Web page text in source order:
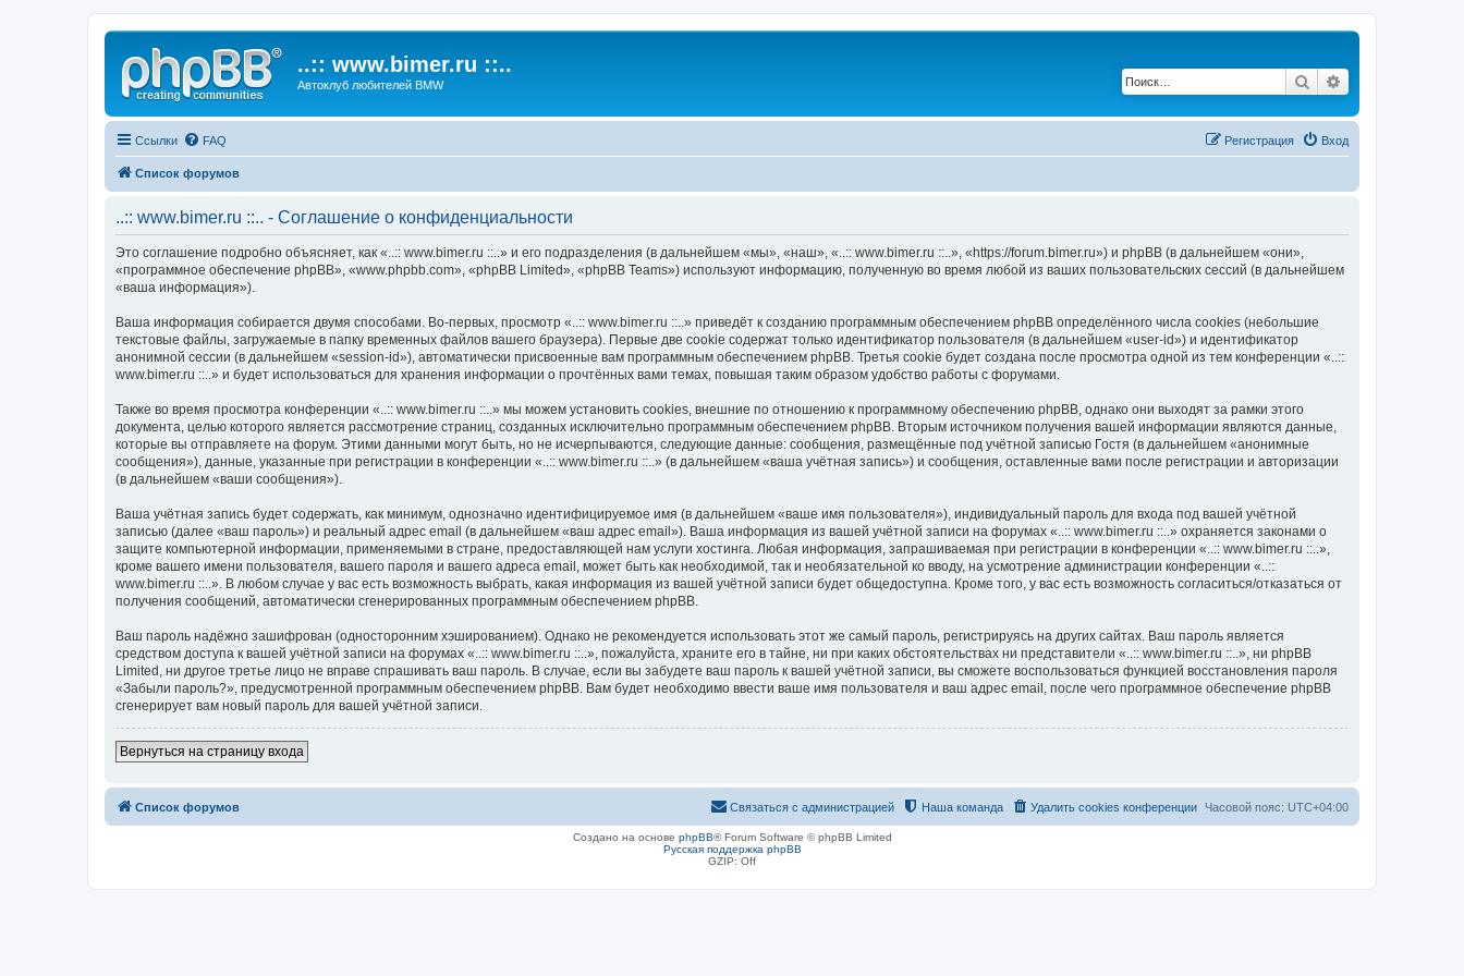
..:: www.bimer.ru ::..
Автоклуб любителей BMW Поиск
Ссылки FAQ Вход
Регистрация
Список форумов
..:: www.bimer.ru ::.. - Соглашение о конфиденциальности
Это соглашение подробно объясняет, как «..:: www.bimer.ru ::..» и его подразделения (в дальнейшем «мы», «наш», «..:: www.bimer.ru ::..», «https://forum.bimer.ru») и phpBB (в дальнейшем «они»,
«программное обеспечение phpBB», «www.phpbb.com», «phpBB Limited», «phpBB Teams») используют информацию, полученную во время любой из ваших пользовательских сессий (в дальнейшем
«ваша информация»).
Ваша информация собирается двумя способами. Во-первых, просмотр «..:: www.bimer.ru ::..» приведёт к созданию программным обеспечением phpBB определённого числа cookies (небольшие
текстовые файлы, загружаемые в папку временных файлов вашего браузера). Первые две cookie содержат только идентификатор пользователя (в дальнейшем «user-id») и идентификатор
анонимной сессии (в дальнейшем «session-id»), автоматически присвоенные вам программным обеспечением phpBB. Третья cookie будет создана после просмотра одной из тем конференции «..::
www.bimer.ru ::..» и будет использоваться для хранения информации о прочтённых вами темах, повышая таким образом удобство работы с форумами.
Также во время просмотра конференции «..:: www.bimer.ru ::..» мы можем установить cookies, внешние по отношению к программному обеспечению phpBB, однако они выходят за рамки этого
документа, целью которого является рассмотрение страниц, созданных исключительно программным обеспечением phpBB. Вторым источником получения вашей информации являются данные,
которые вы отправляете на форум. Этими данными могут быть, но не исчерпываются, следующие данные: сообщения, размещённые под учётной записью Гостя (в дальнейшем «анонимные
сообщения»), данные, указанные при регистрации в конференции «..:: www.bimer.ru ::..» (в дальнейшем «ваша учётная запись») и сообщения, оставленные вами после регистрации и авторизации
(в дальнейшем «ваши сообщения»).
Ваша учётная запись будет содержать, как минимум, однозначно идентифицируемое имя (в дальнейшем «ваше имя пользователя»), индивидуальный пароль для входа под вашей учётной
записью (далее «ваш пароль») и реальный адрес email (в дальнейшем «ваш адрес email»). Ваша информация из вашей учётной записи на форумах «..:: www.bimer.ru ::..» охраняется законами о
защите компьютерной информации, применяемыми в стране, предоставляющей нам услуги хостинга. Любая информация, запрашиваемая при регистрации в конференции «..:: www.bimer.ru ::..»,
кроме вашего имени пользователя, вашего пароля и вашего адреса email, может быть как необходимой, так и необязательной ко вводу, на усмотрение администрации конференции «..::
www.bimer.ru ::..». В любом случае у вас есть возможность выбрать, какая информация из вашей учётной записи будет общедоступна. Кроме того, у вас есть возможность согласиться/отказаться от
получения сообщений, автоматически сгенерированных программным обеспечением phpBB.
Ваш пароль надёжно зашифрован (односторонним хэшированием). Однако не рекомендуется использовать этот же самый пароль, регистрируясь на других сайтах. Ваш пароль является
средством доступа к вашей учётной записи на форумах «..:: www.bimer.ru ::..», пожалуйста, храните его в тайне, ни при каких обстоятельствах ни представители «..:: www.bimer.ru ::..», ни phpBB
Limited, ни другое третье лицо не вправе спрашивать ваш пароль. В случае, если вы забудете ваш пароль к вашей учётной записи, вы сможете воспользоваться функцией восстановления пароля
«Забыли пароль?», предусмотренной программным обеспечением phpBB. Вам будет необходимо ввести ваше имя пользователя и ваш адрес email, после чего программное обеспечение phpBB
сгенерирует вам новый пароль для вашей учётной записи.
Вернуться на страницу входа
Список форумов Часовой пояс: UTC+04:00
Удалить cookies конференции
Наша команда
Связаться с администрацией
Создано на основе phpBB® Forum Software © phpBB Limited
Русская поддержка phpBB
GZIP: Off